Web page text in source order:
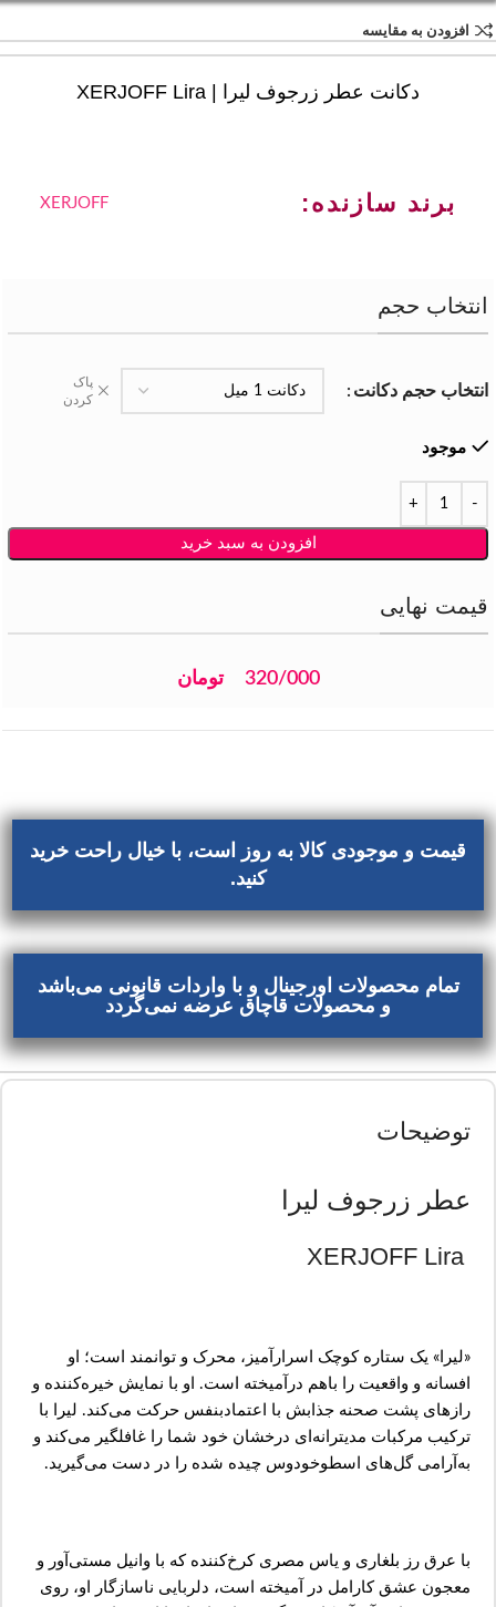
افزودن به مقایسه
دکانت عطر زرجوف لیرا | XERJOFF Lira
برند سازنده: XERJOFF
انتخاب حجم
انتخاب حجم دکانت
پاک
کردن
موجود
افزودن به سبد خرید
قیمت نهایی
320/000 تومان
قیمت و موجودی کالا به روز است، با خیال راحت خرید
کنید.
تمام محصولات اورجینال و با واردات قانونی می‌باشد
و محصولات قاچاق عرضه نمی‌گردد
توضیحات
عطر زرجوف لیرا
XERJOFF Lira
«لیرا» یک ستاره کوچک اسرارآمیز، محرک و توانمند است؛ او
افسانه و واقعیت را باهم درآمیخته است. او با نمایش خیره‌کننده و
رازهای پشت صحنه جذابش با اعتمادبنفس حرکت می‌کند. لیرا با
ترکیب مرکبات مدیترانه‌ای درخشان خود شما را غافلگیر می‌کند و
به‌آرامی گل‌های اسطوخودوس چیده شده را در دست می‌گیرید.
با عرق رز بلغاری و یاس مصری کرخ‌کننده که با وانیل مستی‌آور و
معجون عشق کارامل در آمیخته است، دلربایی ناسازگار او، روی